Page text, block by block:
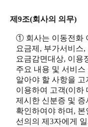
제9조(회사의 의무)
① 회사는 이동전화
요금제, 부가서비스
요금감면대상, 이용
주요 내용 및 서비스
알아야 할 사항을
이용하여 고객(이하
제시한 신분증 및
확인하여야 하며, 본
선의의 제3자에게